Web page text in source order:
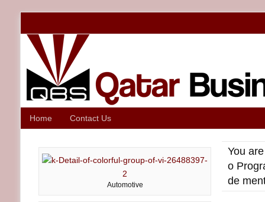
Home Contact Us
You
o
de
Automotive